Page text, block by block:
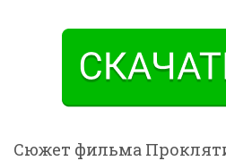
Сюжет фильма